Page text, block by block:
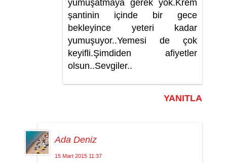
yumuşatmaya gerek yok.Krem
şantinin içinde bir gece
bekleyince yeteri kadar
yumuşuyor..Yemesi de çok
keyifli.Şimdiden afiyetler
olsun..Sevgiler..
YANITLA
Ada Deniz
15 Mart 2015 11:37